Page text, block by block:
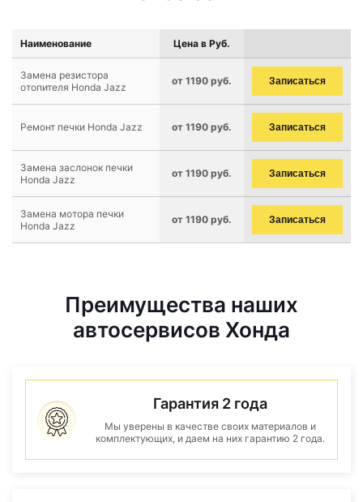
Наименование Цена в Руб.
Замена резистора
отопителя Honda Jazz
от 1190 руб. Записаться
Ремонт печки Honda Jazz от 1190 руб. Записаться
Замена заслонок печки
Honda Jazz
от 1190 руб. Записаться
Замена мотора печки
Honda Jazz
от 1190 руб. Записаться
Преимущества наших
автосервисов Хонда
Гарантия 2 года
Мы уверены в качестве своих материалов и
комплектующих, и даем на них гарантию 2 года.